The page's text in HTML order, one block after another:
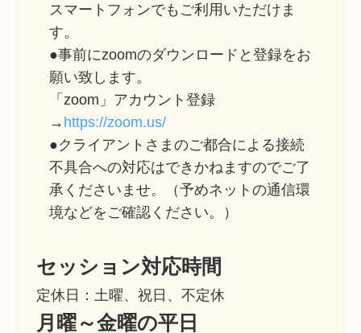
スマートフォンでもご利用いただけま
す。
​●事前にzoomのダウンロードと登録をお
願い致します。
「zoom」アカウント登録
→ https://zoom.us/
●クライアントさまのご都合による接続
不具合への対応はできかねますのでご了
承くださいませ。（予めネットの通信環
境などをご確認ください。）
セッション対応時間
定休日：土曜、祝日、不定休
月曜～金曜の平日